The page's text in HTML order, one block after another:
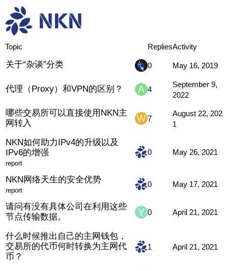
中文讨论 杂谈
Topic RepliesActivity
关于“杂谈”分类 0 May 16, 2019
代理（Proxy）和VPN的区别？ 4
September 9,
2022
哪些交易所可以直接使用NKN主
网转入
7
August 22, 202
1
NKN如何助力IPv4的升级以及
IPv6的增强
report
0 May 26, 2021
NKN网络天生的安全优势
report
0 May 17, 2021
请问有没有具体公司在利用这些
节点传输数据。
0 April 21, 2021
什么时候推出自己的主网钱包，
交易所的代币何时转换为主网代
币？
1 April 21, 2021